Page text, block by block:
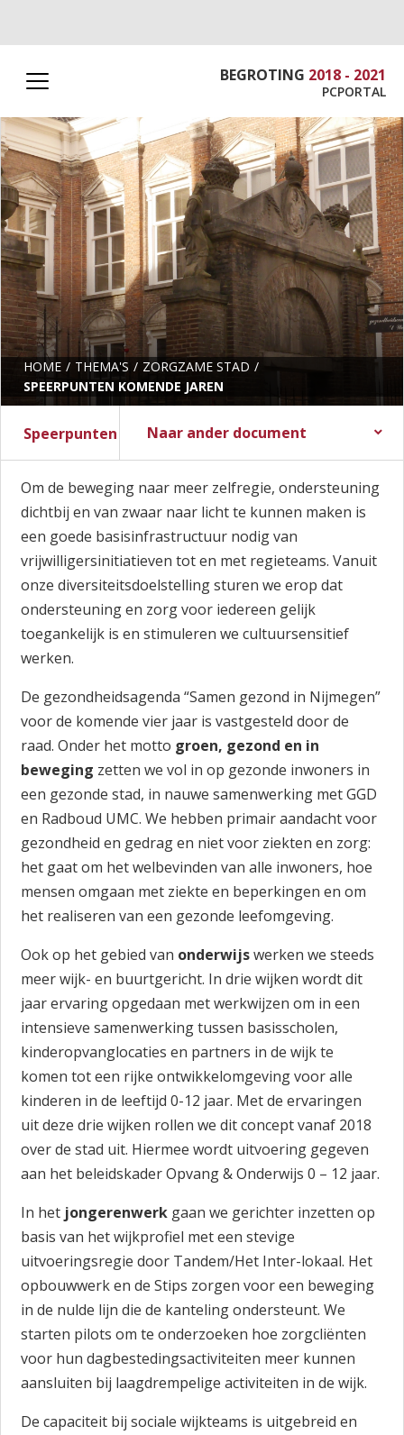
BEGROTING 2018 - 2021
PCPORTAL
HOME THEMA'S
ZORGZAME STAD
SPEERPUNTEN KOMENDE JAREN
Naar ander document
Stadsbegroting 2017
Zomernota 2017
Stadsrekening 2016
Stads- en Wijkmonitor
Speerpunten komende jaren
Om de beweging naar meer zelfregie, ondersteuning
dichtbij en van zwaar naar licht te kunnen maken is
een goede basisinfrastructuur nodig van
vrijwilligersinitiatieven tot en met regieteams. Vanuit
onze diversiteitsdoelstelling sturen we erop dat
ondersteuning en zorg voor iedereen gelijk
toegankelijk is en stimuleren we cultuursensitief
werken.
De gezondheidsagenda “Samen gezond in Nijmegen”
voor de komende vier jaar is vastgesteld door de
raad. Onder het motto groen, gezond en in
beweging zetten we vol in op gezonde inwoners in
een gezonde stad, in nauwe samenwerking met GGD
en Radboud UMC. We hebben primair aandacht voor
gezondheid en gedrag en niet voor ziekten en zorg:
het gaat om het welbevinden van alle inwoners, hoe
mensen omgaan met ziekte en beperkingen en om
het realiseren van een gezonde leefomgeving.
Ook op het gebied van onderwijswerken we steeds
meer wijk- en buurtgericht. In drie wijken wordt dit
jaar ervaring opgedaan met werkwijzen om in een
intensieve samenwerking tussen basisscholen,
kinderopvanglocaties en partners in de wijk te
komen tot een rijke ontwikkelomgeving voor alle
kinderen in de leeftijd 0-12 jaar. Met de ervaringen
uit deze drie wijken rollen we dit concept vanaf 2018
over de stad uit. Hiermee wordt uitvoering gegeven
aan het beleidskader Opvang & Onderwijs 0 – 12 jaar.
In het jongerenwerk gaan we gerichter inzetten op
basis van het wijkprofiel met een stevige
uitvoeringsregie door Tandem/Het Inter-lokaal. Het
opbouwwerk en de Stips zorgen voor een beweging
in de nulde lijn die de kanteling ondersteunt. We
starten pilots om te onderzoeken hoe zorgcliënten
voor hun dagbestedingsactiviteiten meer kunnen
aansluiten bij laagdrempelige activiteiten in de wijk.
De capaciteit bij sociale wijkteams is uitgebreid en